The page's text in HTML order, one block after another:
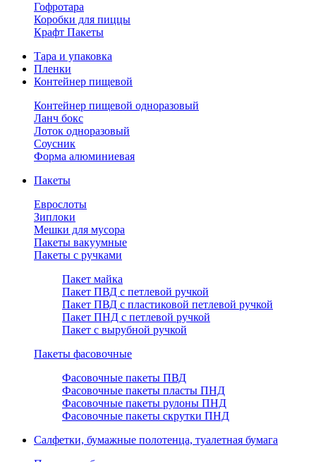
Гофротара
Коробки для пиццы
Крафт Пакеты
Тара и упаковка
Пленки
Контейнер пищевой
Контейнер пищевой одноразовый
Ланч бокс
Лоток одноразовый
Соусник
Форма алюминиевая
Пакеты
Еврослоты
Зиплоки
Мешки для мусора
Пакеты вакуумные
Пакеты с ручками
Пакет майка
Пакет ПВД с петлевой ручкой
Пакет ПВД с пластиковой петлевой ручкой
Пакет ПНД с петлевой ручкой
Пакет с вырубной ручкой
Пакеты фасовочные
Фасовочные пакеты ПВД
Фасовочные пакеты пласты ПНД
Фасовочные пакеты рулоны ПНД
Фасовочные пакеты скрутки ПНД
Салфетки, бумажные полотенца, туалетная бумага